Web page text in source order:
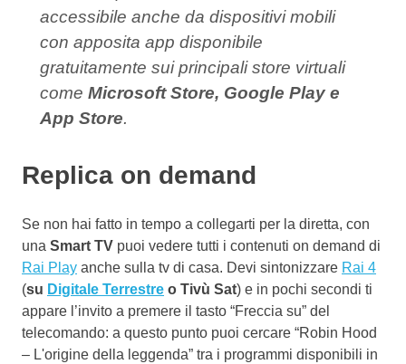
accessibile anche da dispositivi mobili
con apposita app disponibile
gratuitamente sui principali store virtuali
come Microsoft Store, Google Play e
App Store.
Replica on demand
Se non hai fatto in tempo a collegarti per la diretta, con
una Smart TV puoi vedere tutti i contenuti on demand di
Rai Play anche sulla tv di casa. Devi sintonizzare Rai 4
(su Digitale Terrestre o Tivù Sat) e in pochi secondi ti
appare l’invito a premere il tasto “Freccia su” del
telecomando: a questo punto puoi cercare “Robin Hood
– L'origine della leggenda” tra i programmi disponibili in